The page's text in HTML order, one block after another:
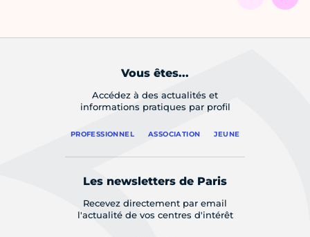
Vous êtes...
Accédez à des actualités et
informations pratiques par profil
PROFESSIONNEL ASSOCIATION JEUNE
Les newsletters de Paris
Recevez directement par email
l'actualité de vos centres d'intérêt